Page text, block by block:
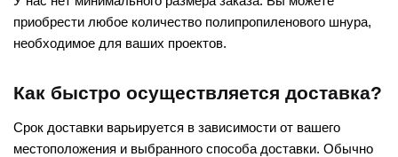
приобрести любое количество полипропиленового шнура,
необходимое для ваших проектов.
Как быстро осуществляется доставка?
Срок доставки варьируется в зависимости от вашего
местоположения и выбранного способа доставки. Обычно